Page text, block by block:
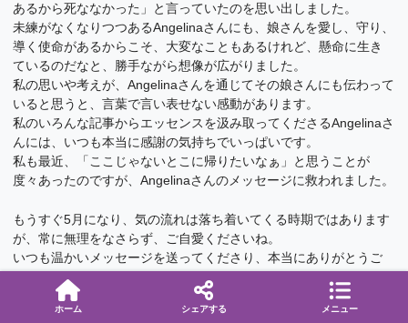
あるから死ななかった」と言っていたのを思い出しました。
未練がなくなりつつあるAngelinaさんにも、娘さんを愛し、守り、
導く使命があるからこそ、大変なこともあるけれど、懸命に生き
ているのだなと、勝手ながら想像が広がりました。
私の思いや考えが、Angelinaさんを通じてその娘さんにも伝わって
いると思うと、言葉で言い表せない感動があります。
私のいろんな記事からエッセンスを汲み取ってくださるAngelinaさ
んには、いつも本当に感謝の気持ちでいっぱいです。
私も最近、「ここじゃないとこに帰りたいなぁ」と思うことが
度々あったのですが、Angelinaさんのメッセージに救われました。
もうすぐ5月になり、気の流れは落ち着いてくる時期ではあります
が、常に無理をなさらず、ご自愛くださいね。
いつも温かいメッセージを送ってくださり、本当にありがとうご
ざいます。
ホーム シェアする メニュー